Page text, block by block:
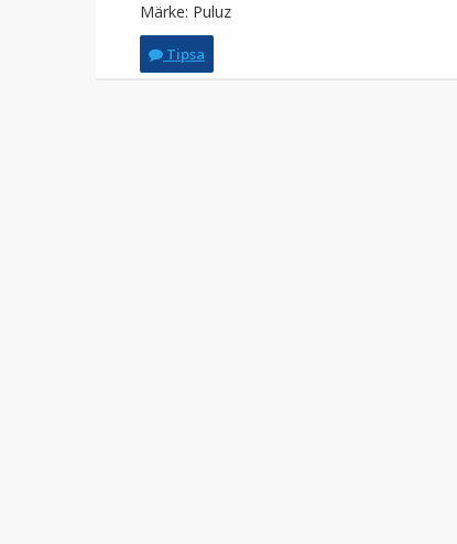
Märke: Puluz
Tipsa